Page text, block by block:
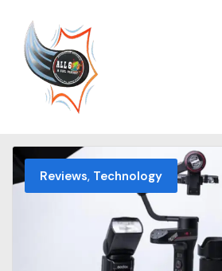
Skip
to
content
Reviews, Technology